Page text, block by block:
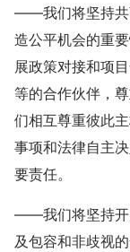
——我们将坚持共
造公平机会的重
展政策对接和项
等的合作伙伴，
们相互尊重彼此
事项和法律自主
要责任。
——我们将坚持开
及包容和非歧视